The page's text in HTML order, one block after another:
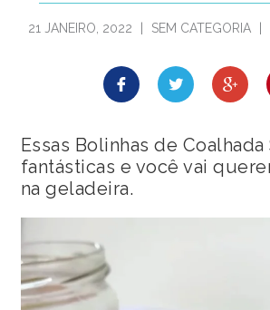
21 JANEIRO, 2022 SEM CATEGORIA
Essas Bolinhas de Coalhada
fantásticas e você vai
na geladeira.